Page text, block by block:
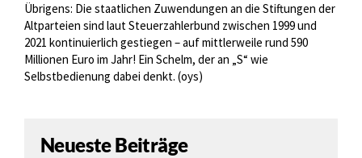
Übrigens: Die staatlichen Zuwendungen an die Stiftungen der
Altparteien sind laut Steuerzahlerbund zwischen 1999 und
2021 kontinuierlich gestiegen – auf mittlerweile rund 590
Millionen Euro im Jahr! Ein Schelm, der an „S“ wie
Selbstbedienung dabei denkt. (oys)
Neueste Beiträge